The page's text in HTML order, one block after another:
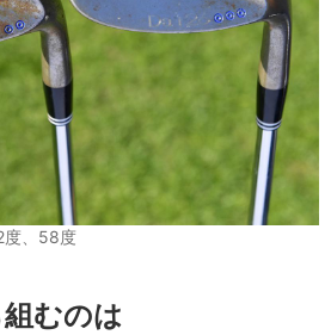
度、58度
むのは